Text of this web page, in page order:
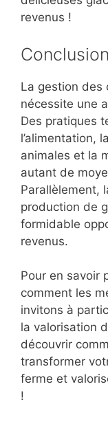
revenus !
Conclusion
La gestion des
nécessite une
Des pratiques
l’alimentation,
animales et la
autant de
Parallèlement,
production de
formidable
revenus.
Pour en savoir
comment les
invitons à
la valorisation
découvrir
transformer
ferme et
!